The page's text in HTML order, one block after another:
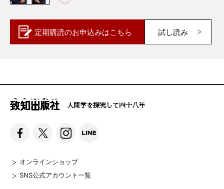
定期購読のお申込みはこちら 試し読み
人間学を探究して四十八年
オンラインショップ
SNS公式アカウント一覧